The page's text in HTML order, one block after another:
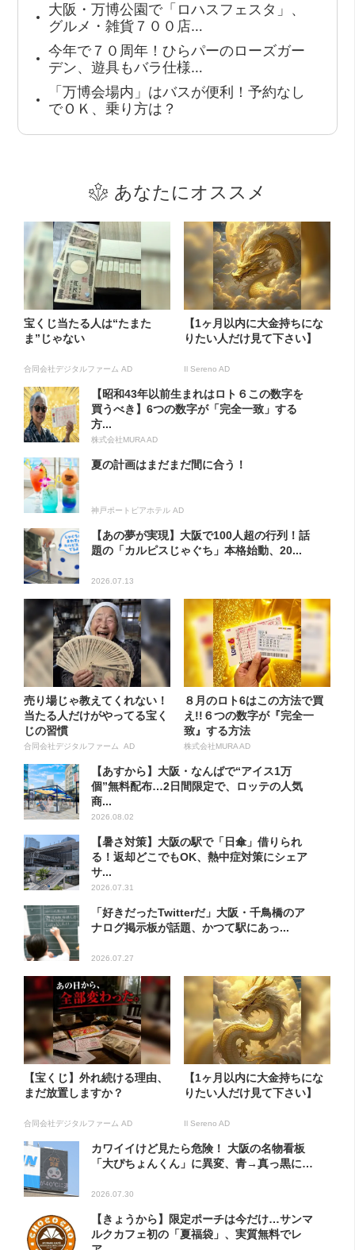
大阪・万博公園で「ロハスフェスタ」、
グルメ・雑貨７００店…
今年で７０周年！ひらパーのローズガー
デン、遊具もバラ仕様…
「万博会場内」はバスが便利！予約なし
でＯＫ、乗り方は？
あなたにオススメ
宝くじ当たる人は“たまた
ま”じゃない
合同会社デジタルファーム AD
【1ヶ月以内に大金持ちにな
りたい人だけ見て下さい】
Il Sereno AD
【昭和43年以前生まれはロト６この数字を
買うべき】6つの数字が「完全一致」する
方...
株式会社MURA AD
夏の計画はまだまだ間に合う！
神戸ポートピアホテル AD
【あの夢が実現】大阪で100人超の行列！話
題の「カルピスじゃぐち」本格始動、20...
2026.07.13
売り場じゃ教えてくれない！
当たる人だけがやってる宝く
じの習慣
合同会社デジタルファーム AD
８月のロト6はこの方法で買
え!!６つの数字が『完全一
致』する方法
株式会社MURA AD
【あすから】大阪・なんばで“アイス1万
個”無料配布…2日間限定で、ロッテの人気
商...
2026.08.02
【暑さ対策】大阪の駅で「日傘」借りられ
る！返却どこでもOK、熱中症対策にシェア
サ...
2026.07.31
「好きだったTwitterだ」大阪・千鳥橋のア
ナログ掲示板が話題、かつて駅にあっ...
2026.07.27
【宝くじ】外れ続ける理由、
まだ放置しますか？
合同会社デジタルファーム AD
【1ヶ月以内に大金持ちにな
りたい人だけ見て下さい】
Il Sereno AD
カワイイけど見たら危険！ 大阪の名物看板
「大ぴちょんくん」に異変、青→真っ黒に…
2026.07.30
【きょうから】限定ポーチは今だけ…サンマ
ルクカフェ初の「夏福袋」、実質無料でレ